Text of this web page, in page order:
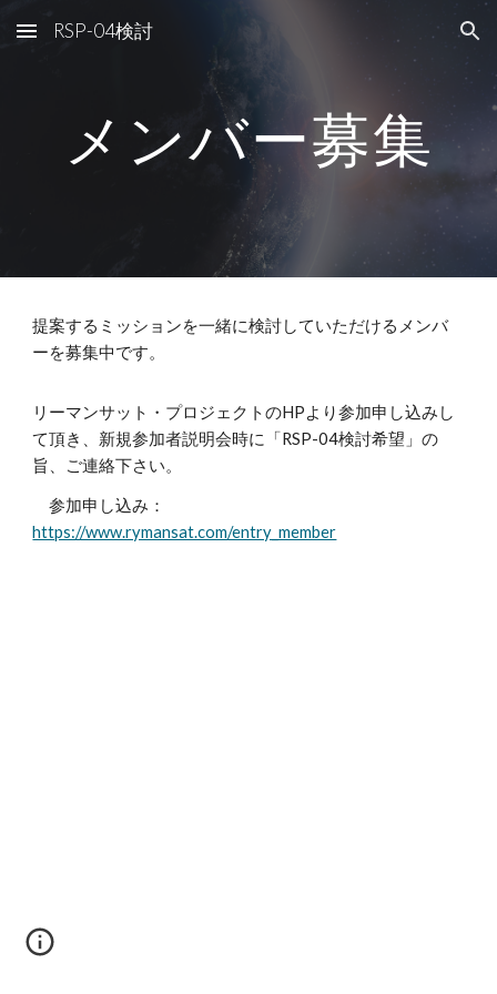
Skip to main content Skip to navigation
RSP-04検討
メンバー募集
提案するミッションを一緒に検討していただけるメンバ
ーを募集中です。
リーマンサット・プロジェクトのHPより参加申し込みし
て頂き、新規参加者説明会時に「RSP-04検討希望」の
旨、ご連絡下さい。
参加申し込み：
https://www.rymansat.com/entry_member